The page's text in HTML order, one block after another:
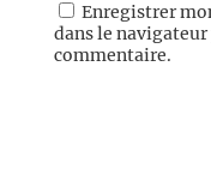
Enregistrer
dans le
commentaire.